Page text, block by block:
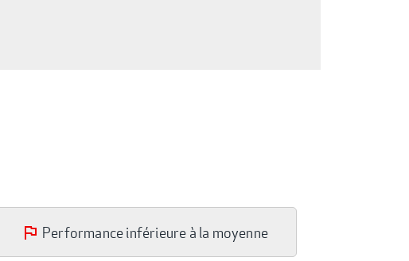
Performance inférieure à la moyenne